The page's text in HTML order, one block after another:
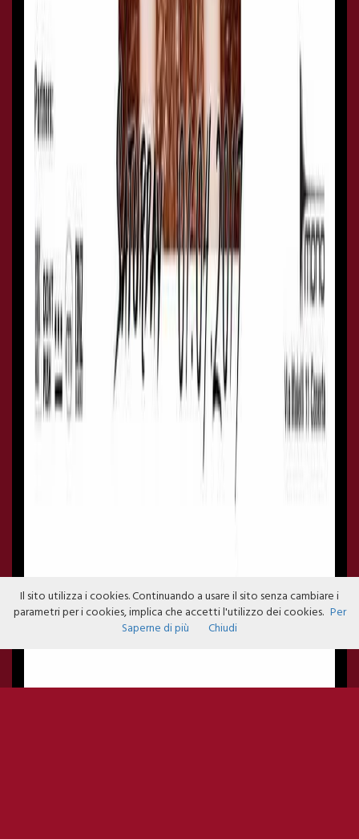
Il sito utilizza i cookies. Continuando a usare il sito senza cambiare i
parametri per i cookies, implica che accetti l'utilizzo dei cookies. Per
Saperne di più
Chiudi